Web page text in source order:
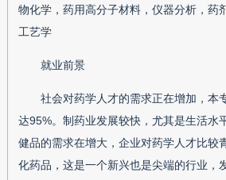
物化学，药用高分子材料，仪器分析，药
工艺学
就业前景
社会对药学人才的需求正在增加，本
达95%。制药业发展较快，尤其是生活水
健品的需求在增大，企业对药学人才比较
化药品，这是一个新兴也是尖端的行业，